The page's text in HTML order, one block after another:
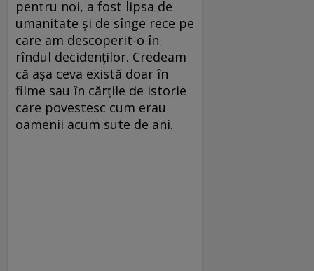
pentru noi, a fost lipsa de
umanitate și de sînge rece pe
care am descoperit-o în
rîndul decidenților. Credeam
că așa ceva există doar în
filme sau în cărțile de istorie
care povestesc cum erau
oamenii acum sute de ani.